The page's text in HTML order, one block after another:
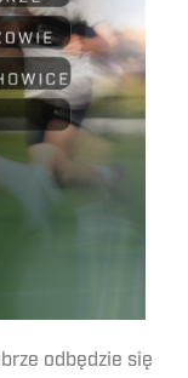
odbędzie się